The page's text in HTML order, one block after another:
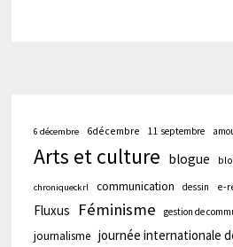
6 décembre 6décembre 11 septembre
Arts et culture blogue
chroniqueckrl communication dessin e-
Fluxus Féminisme gestion de
journalisme journée internationale